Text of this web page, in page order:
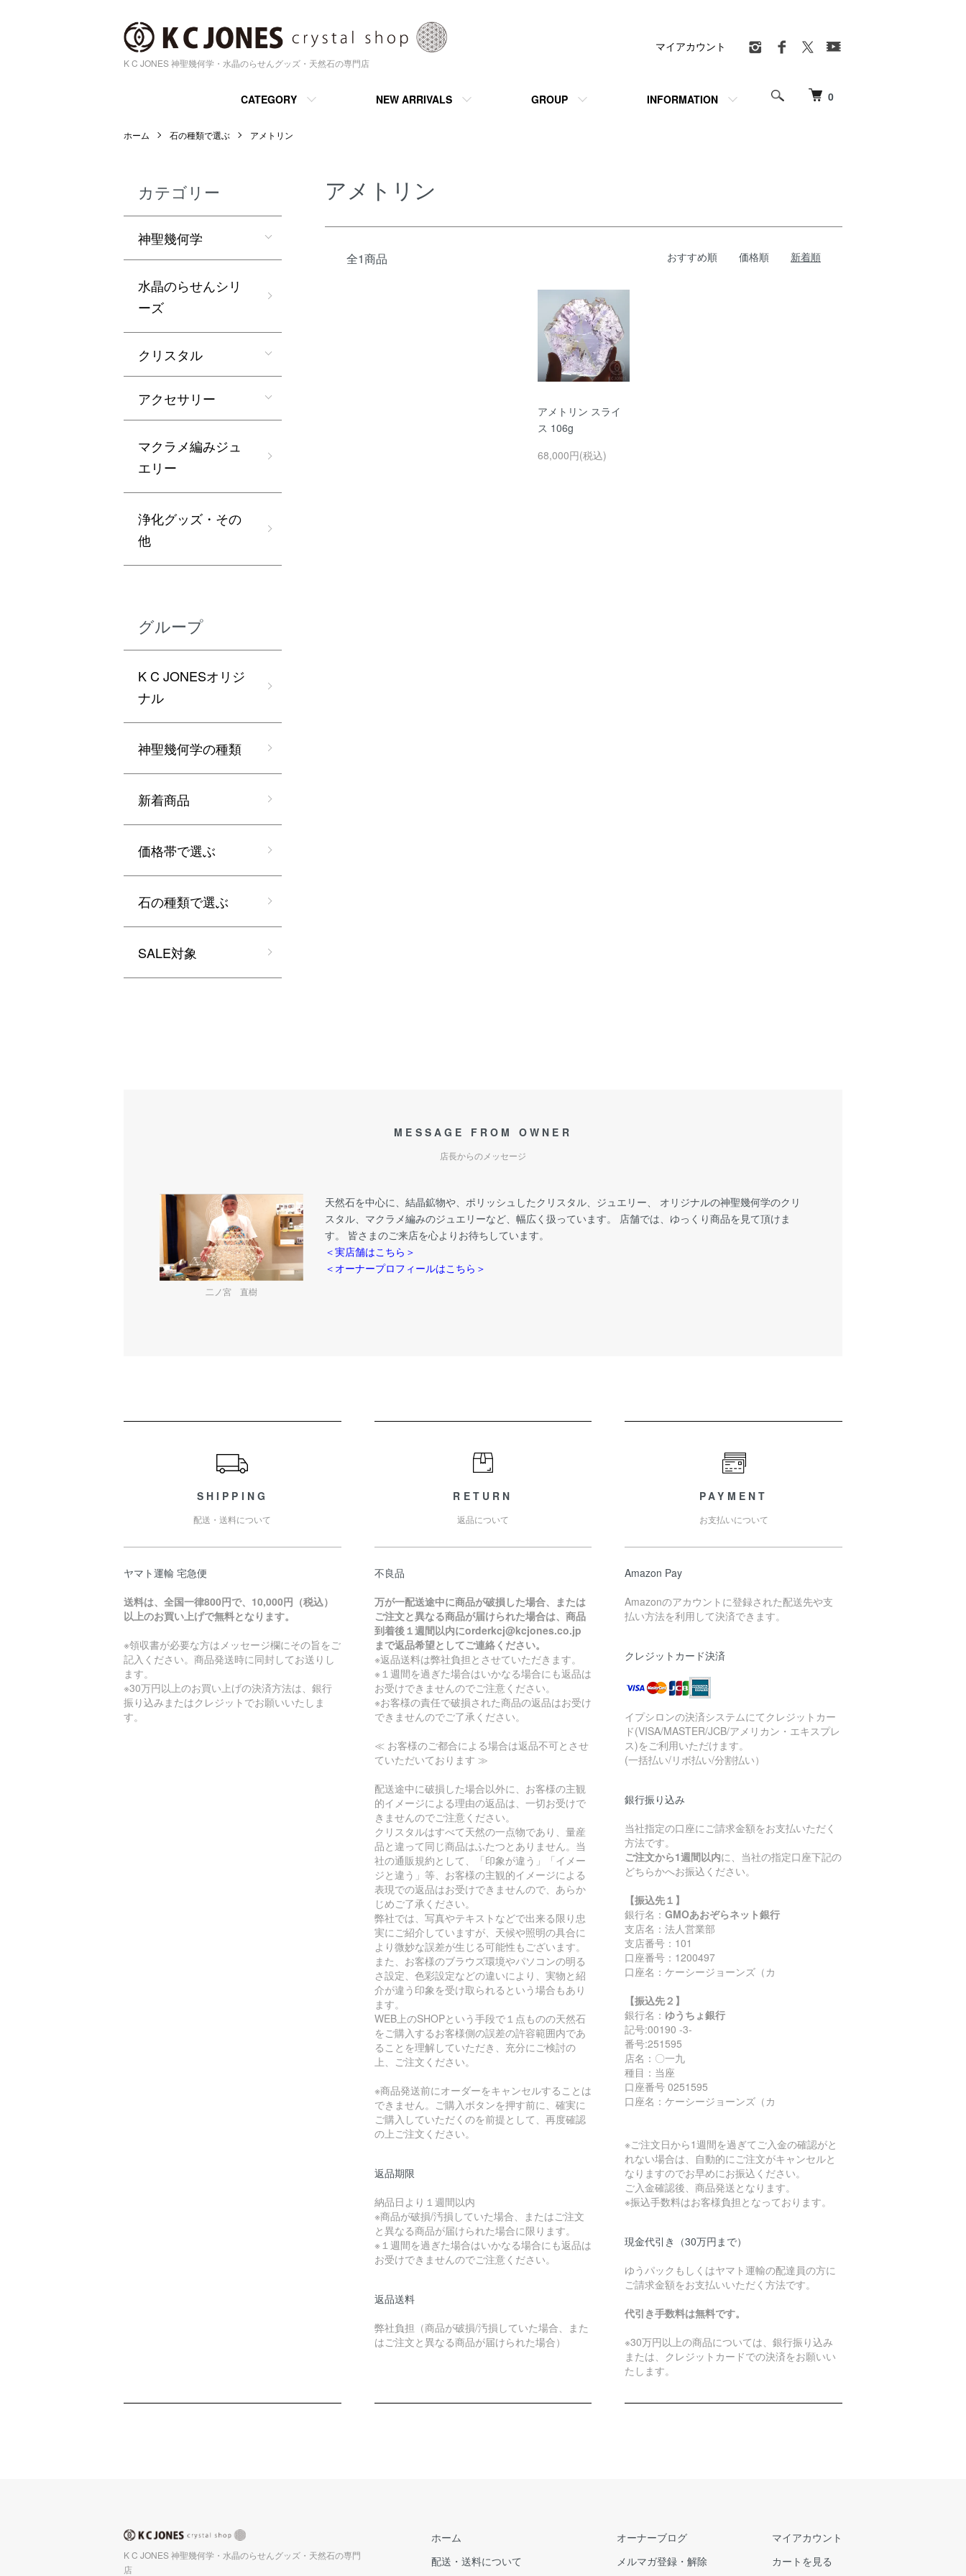
K C JONES 神聖幾何学・水晶のらせんグッズ・天然石の専門店
0
CATEGORY NEW ARRIVALS GROUP INFORMATION
マイアカウント
ホーム 石の種類で選ぶ アメトリン
アメトリン
全1商品 おすすめ順 価格順 新着順
アメトリン スライ
ス 106g
68,000円(税込)
カテゴリー
神聖幾何学
水晶のらせんシリ
ーズ
クリスタル
アクセサリー
マクラメ編みジュ
エリー
浄化グッズ・その
他
グループ
K C JONESオリジ
ナル
神聖幾何学の種類
新着商品
価格帯で選ぶ
石の種類で選ぶ
SALE対象
MESSAGE FROM OWNER
店長からのメッセージ
二ノ宮 直樹
天然石を中心に、結晶鉱物や、ポリッシュしたクリスタル、ジュエリー、 オリジナルの神聖幾何学のクリ
スタル、マクラメ編みのジュエリーなど、幅広く扱っています。 店舗では、ゆっくり商品を見て頂けま
す。 皆さまのご来店を心よりお待ちしています。
＜実店舗はこちら＞
＜オーナープロフィールはこちら＞
SHIPPING
配送・送料について
ヤマト運輸 宅急便
送料は、全国一律800円で、10,000円（税込）
以上のお買い上げで無料となります。
※領収書が必要な方はメッセージ欄にその旨をご
記入ください。商品発送時に同封してお送りし
ます。
※30万円以上のお買い上げの決済方法は、銀行
振り込みまたはクレジットでお願いいたしま
す。
RETURN
返品について
不良品
万が一配送途中に商品が破損した場合、または
ご注文と異なる商品が届けられた場合は、商品
到着後１週間以内にorderkcj@kcjones.co.jp
まで返品希望としてご連絡ください。
※返品送料は弊社負担とさせていただきます。
※１週間を過ぎた場合はいかなる場合にも返品は
お受けできませんのでご注意ください。
※お客様の責任で破損された商品の返品はお受け
できませんのでご了承ください。
≪ お客様のご都合による場合は返品不可とさせ
ていただいております ≫
配送途中に破損した場合以外に、お客様の主観
的イメージによる理由の返品は、一切お受けで
きませんのでご注意ください。
クリスタルはすべて天然の一点物であり、量産
品と違って同じ商品はふたつとありません。当
社の通販規約として、「印象が違う」「イメー
ジと違う」等、お客様の主観的イメージによる
表現での返品はお受けできませんので、あらか
じめご了承ください。
弊社では、写真やテキストなどで出来る限り忠
実にご紹介していますが、天候や照明の具合に
より微妙な誤差が生じる可能性もございます。
また、お客様のブラウズ環境やパソコンの明る
さ設定、色彩設定などの違いにより、実物と紹
介が違う印象を受け取られるという場合もあり
ます。
WEB上のSHOPという手段で１点ものの天然石
をご購入するお客様側の誤差の許容範囲内であ
ることを理解していただき、充分にご検討の
上、ご注文ください。
※商品発送前にオーダーをキャンセルすることは
できません。ご購入ボタンを押す前に、確実に
ご購入していただくのを前提として、再度確認
の上ご注文ください。
返品期限
納品日より１週間以内
※商品が破損/汚損していた場合、またはご注文
と異なる商品が届けられた場合に限ります。
※１週間を過ぎた場合はいかなる場合にも返品は
お受けできませんのでご注意ください。
返品送料
弊社負担（商品が破損/汚損していた場合、また
はご注文と異なる商品が届けられた場合）
PAYMENT
お支払いについて
Amazon Pay
Amazonのアカウントに登録された配送先や支
払い方法を利用して決済できます。
クレジットカード決済
イプシロンの決済システムにてクレジットカー
ド(VISA/MASTER/JCB/アメリカン・エキスプレ
ス)をご利用いただけます。
(一括払い/リボ払い/分割払い）
銀行振り込み
当社指定の口座にご請求金額をお支払いただく
方法です。
ご注文から1週間以内に、当社の指定口座下記の
どちらかへお振込ください。
【振込先１】
銀行名：GMOあおぞらネット銀行
支店名：法人営業部
支店番号：101
口座番号：1200497
口座名：ケーシージョーンズ（カ
【振込先２】
銀行名： ゆうちょ銀行
記号:00190 -3-
番号:251595
店名：〇一九
種目：当座
口座番号 0251595
口座名：ケーシージョーンズ（カ
※ご注文日から1週間を過ぎてご入金の確認がと
れない場合は、自動的にご注文がキャンセルと
なりますのでお早めにお振込ください。
ご入金確認後、商品発送となります。
※振込手数料はお客様負担となっております。
現金代引き（30万円まで）
ゆうパックもしくはヤマト運輸の配達員の方に
ご請求金額をお支払いいただく方法です。
代引き手数料は無料です。
※30万円以上の商品については、銀行振り込み
または、クレジットカードでの決済をお願いい
たします。
K C JONES 神聖幾何学・水晶のらせんグッズ・天然石の専門
店
ホーム
配送・送料について
オーナーブログ
メルマガ登録・解除
マイアカウント
カートを見る